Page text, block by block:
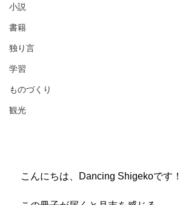
小説
書籍
独り言
学習
ものづくり
観光
こんにちは、Dancing Shigekoです！